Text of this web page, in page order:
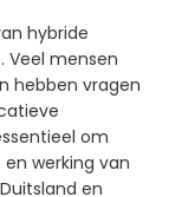
hybride
mensen
hebben vragen
om
werking van
en